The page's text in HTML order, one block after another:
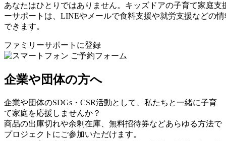
あなたはひとりではありません。キッズドアの子育て家庭支
ーサポートは、LINEやメールで食料支援や就労支援などの
できます。
ファミリーサポートに登録
企業や団体の方へ
企業や団体のSDGs・CSR活動として、私たちと一緒に子育
て家庭を応援しませんか？
商品の出庫切れや余剰在庫、無料招待券などあらゆる方法で
プロジェクトにご参加いただけます。